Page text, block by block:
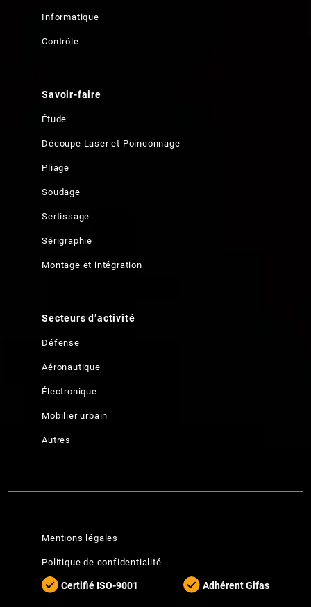
Informatique
Contrôle
Savoir-faire
Étude
Découpe Laser et Poinconnage
Pliage
Soudage
Sertissage
Sérigraphie
Montage et intégration
Secteurs d’activité
Défense
Aéronautique
Électronique
Mobilier urbain
Autres
Mentions légales
Politique de confidentialité
Certifié ISO-9001 Adhérent Gifas